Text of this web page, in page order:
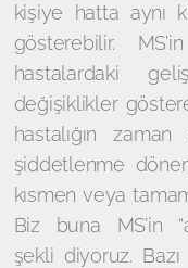
kişiye hatta aynı
gösterebilir.
hastalardaki
değişiklikler
hastalığın
şiddetlenme
kısmen veya
Biz buna MS’in
şekli diyoruz.